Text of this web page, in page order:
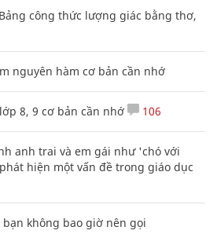
công thức lượng giác bằng thơ,
nguyên hàm cơ bản cần nhớ
8, 9 cơ bản cần nhớ 106
anh trai và em gái như 'chó với
hiện một vấn đề trong giáo dục
không bao giờ nên gọi